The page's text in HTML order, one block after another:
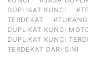
DUPLIKAT KUNCI
TERDEKAT
DUPLIKAT KUNCI
DUPLIKAT KUNCI
TERDEKAT DARI SINI